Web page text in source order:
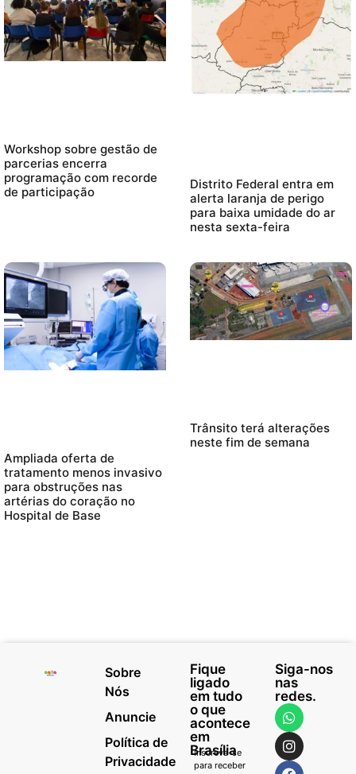
Workshop sobre gestão de
parcerias encerra
programação com recorde
de participação
Distrito Federal entra em
alerta laranja de perigo
para baixa umidade do ar
nesta sexta-feira
Ampliada oferta de
tratamento menos invasivo
para obstruções nas
artérias do coração no
Hospital de Base
Trânsito terá alterações
neste fim de semana
Sobre
Nós
Anuncie
Política de
Privacidade
Fique
ligado
em tudo
o que
acontece
em
Brasília
Inscreva-se
para receber
Siga-nos
nas
redes.